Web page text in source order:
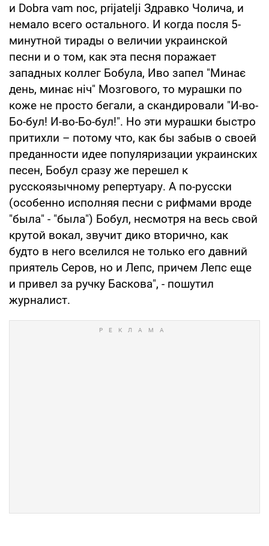
и Dobra vam noc, prijatelji Здравко Чолича, и
немало всего остального. И когда посля 5-
минутной тирады о величии украинской
песни и о том, как эта песня поражает
западных коллег Бобула, Иво запел "Минає
день, минає ніч" Мозгового, то мурашки по
коже не просто бегали, а скандировали "И-во-
Бо-бул! И-во-Бо-бул!". Но эти мурашки быстро
притихли – потому что, как бы забыв о своей
преданности идее популяризации украинских
песен, Бобул сразу же перешел к
русскоязычному репертуару. А по-русски
(особенно исполняя песни с рифмами вроде
"была" - "была") Бобул, несмотря на весь свой
крутой вокал, звучит дико вторично, как
будто в него вселился не только его давний
приятель Серов, но и Лепс, причем Лепс еще
и привел за ручку Баскова", - пошутил
журналист.